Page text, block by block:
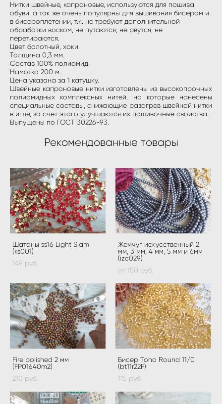
Нитки швейные, капроновые, используются для пошива
обуви, а так же очень популярны для вышивания бисером и
в бисероплетении, т.к. не требуют дополнительной
обработки воском, не путаются, не рвутся, не
перетираются.
Цвет болотный, хаки.
Толщина 0,3 мм.
Состав 100% полиамид.
Намотка 200 м.
Цена указана за 1 катушку.
Швейные капроновые нитки изготовлены из высокопрочных
полиамидных комплексных нитей, на которые нанесены
специальные составы, снижающие разогрев швейной нитки
в игле, за счет этого улучшаются их пошивочные свойства.
Выпущены по ГОСТ 30226-93.
Рекомендованные товары
Шатоны ss16 Light Siam
(ks001)
149 pуб.
Жемчуг искусственный 2
мм, 3 мм, 4 мм, 5 мм и 6мм
(izc029)
от 150 pуб.
Fire polished 2 мм
(FP01640m2)
210 pуб.
Бисер Toho Round 11/0
(bt11r22F)
115 pуб.